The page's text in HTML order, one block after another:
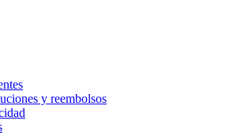
y reembolsos